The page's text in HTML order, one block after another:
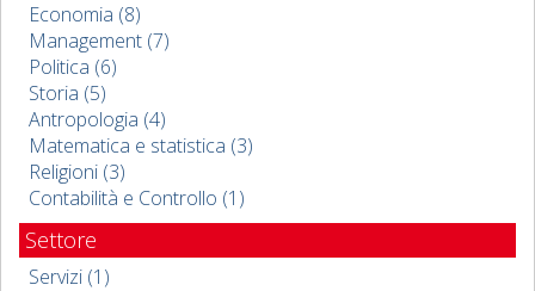
Economia (8)
Management (7)
Politica (6)
Storia (5)
Antropologia (4)
Matematica e statistica (3)
Religioni (3)
Contabilità e Controllo (1)
Settore
Servizi (1)